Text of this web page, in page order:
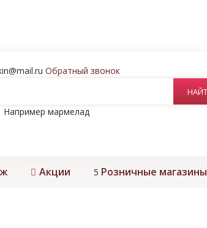
Обратный звонок
Например мармелад
Акции 5 Розничные магазины